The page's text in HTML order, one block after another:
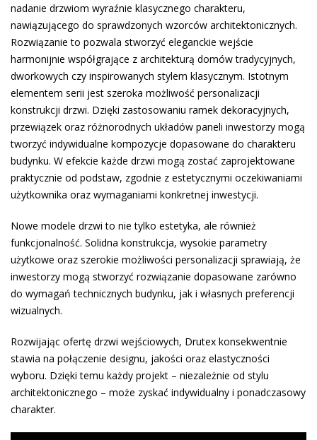
nadanie drzwiom wyraźnie klasycznego charakteru,
nawiązującego do sprawdzonych wzorców architektonicznych.
Rozwiązanie to pozwala stworzyć eleganckie wejście
harmonijnie współgrające z architekturą domów tradycyjnych,
dworkowych czy inspirowanych stylem klasycznym. Istotnym
elementem serii jest szeroka możliwość personalizacji
konstrukcji drzwi. Dzięki zastosowaniu ramek dekoracyjnych,
przewiązek oraz różnorodnych układów paneli inwestorzy mogą
tworzyć indywidualne kompozycje dopasowane do charakteru
budynku. W efekcie każde drzwi mogą zostać zaprojektowane
praktycznie od podstaw, zgodnie z estetycznymi oczekiwaniami
użytkownika oraz wymaganiami konkretnej inwestycji.
Nowe modele drzwi to nie tylko estetyka, ale również
funkcjonalność. Solidna konstrukcja, wysokie parametry
użytkowe oraz szerokie możliwości personalizacji sprawiają, że
inwestorzy mogą stworzyć rozwiązanie dopasowane zarówno
do wymagań technicznych budynku, jak i własnych preferencji
wizualnych.
Rozwijając ofertę drzwi wejściowych, Drutex konsekwentnie
stawia na połączenie designu, jakości oraz elastyczności
wyboru. Dzięki temu każdy projekt – niezależnie od stylu
architektonicznego – może zyskać indywidualny i ponadczasowy
charakter.